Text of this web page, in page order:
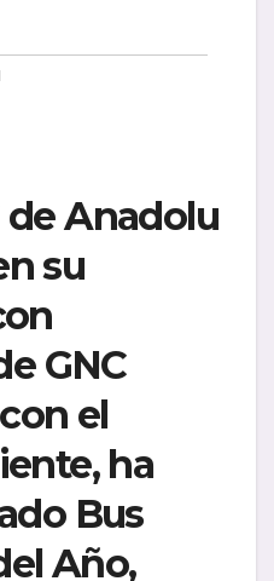
de Anadolu
su
GNC
el
ha
Bus
Año,